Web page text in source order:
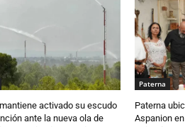
activado su escudo
ante la nueva ola de
Paterna
Paterna
Aspanion